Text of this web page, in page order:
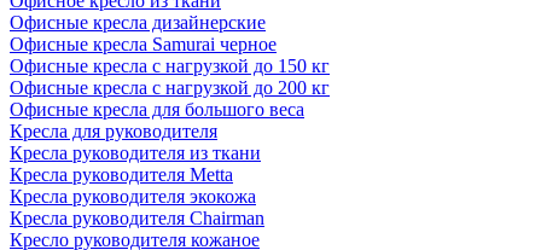
Офисные кресла дизайнерские
Офисные кресла Samurai черное
Офисные кресла с нагрузкой до 150 кг
Офисные кресла с нагрузкой до 200 кг
Офисные кресла для большого веса
Кресла для руководителя
Кресла руководителя из ткани
Кресла руководителя Metta
Кресла руководителя экокожа
Кресла руководителя Chairman
Кресло руководителя кожаное